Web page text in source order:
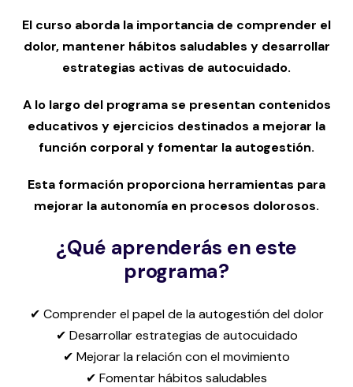
El curso aborda la importancia de comprender el
dolor, mantener hábitos saludables y desarrollar
estrategias activas de autocuidado.
A lo largo del programa se presentan contenidos
educativos y ejercicios destinados a mejorar la
función corporal y fomentar la autogestión.
Esta formación proporciona herramientas para
mejorar la autonomía en procesos dolorosos.
¿Qué aprenderás en este
programa?
✔ Comprender el papel de la autogestión del dolor
✔ Desarrollar estrategias de autocuidado
✔ Mejorar la relación con el movimiento
✔ Fomentar hábitos saludables